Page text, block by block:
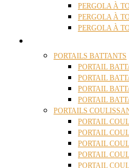
PERGOLA À
PERGOLA À
PERGOLA À
PORTAILS BATTANTS
PORTAIL
PORTAIL
PORTAIL
PORTAIL
PORTAILS
PORTAIL
PORTAIL
PORTAIL
PORTAIL
PORTAIL